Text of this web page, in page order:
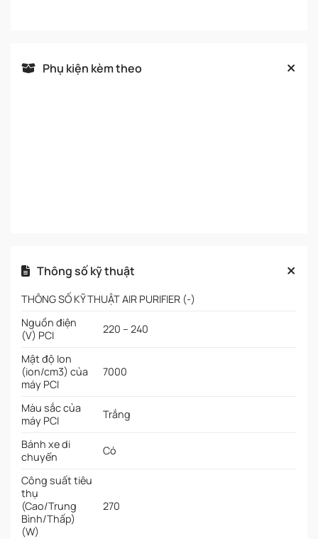
Phụ kiện kèm theo
Thông số kỹ thuật
THÔNG SỐ KỸ THUẬT AIR PURIFIER (-)
Nguồn điện
(V) PCI
220 – 240
Mật độ Ion
(ion/cm3) của
máy PCI
7000
Màu sắc của
máy PCI
Trắng
Bánh xe di
chuyển
Có
Công suất tiêu
thụ
(Cao/Trung
Bình/Thấp)
(W)
270